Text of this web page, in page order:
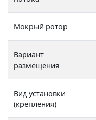
Мокрый ротор
Вариант
размещения
Вид установки
(крепления)